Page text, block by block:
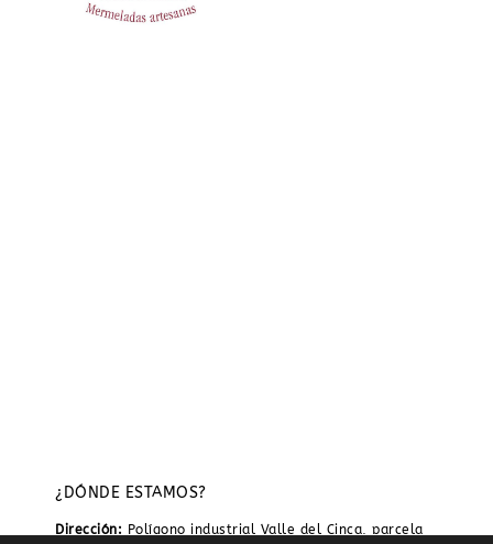
¿DÓNDE ESTAMOS?
Dirección: Polígono industrial Valle del Cinca, parcela